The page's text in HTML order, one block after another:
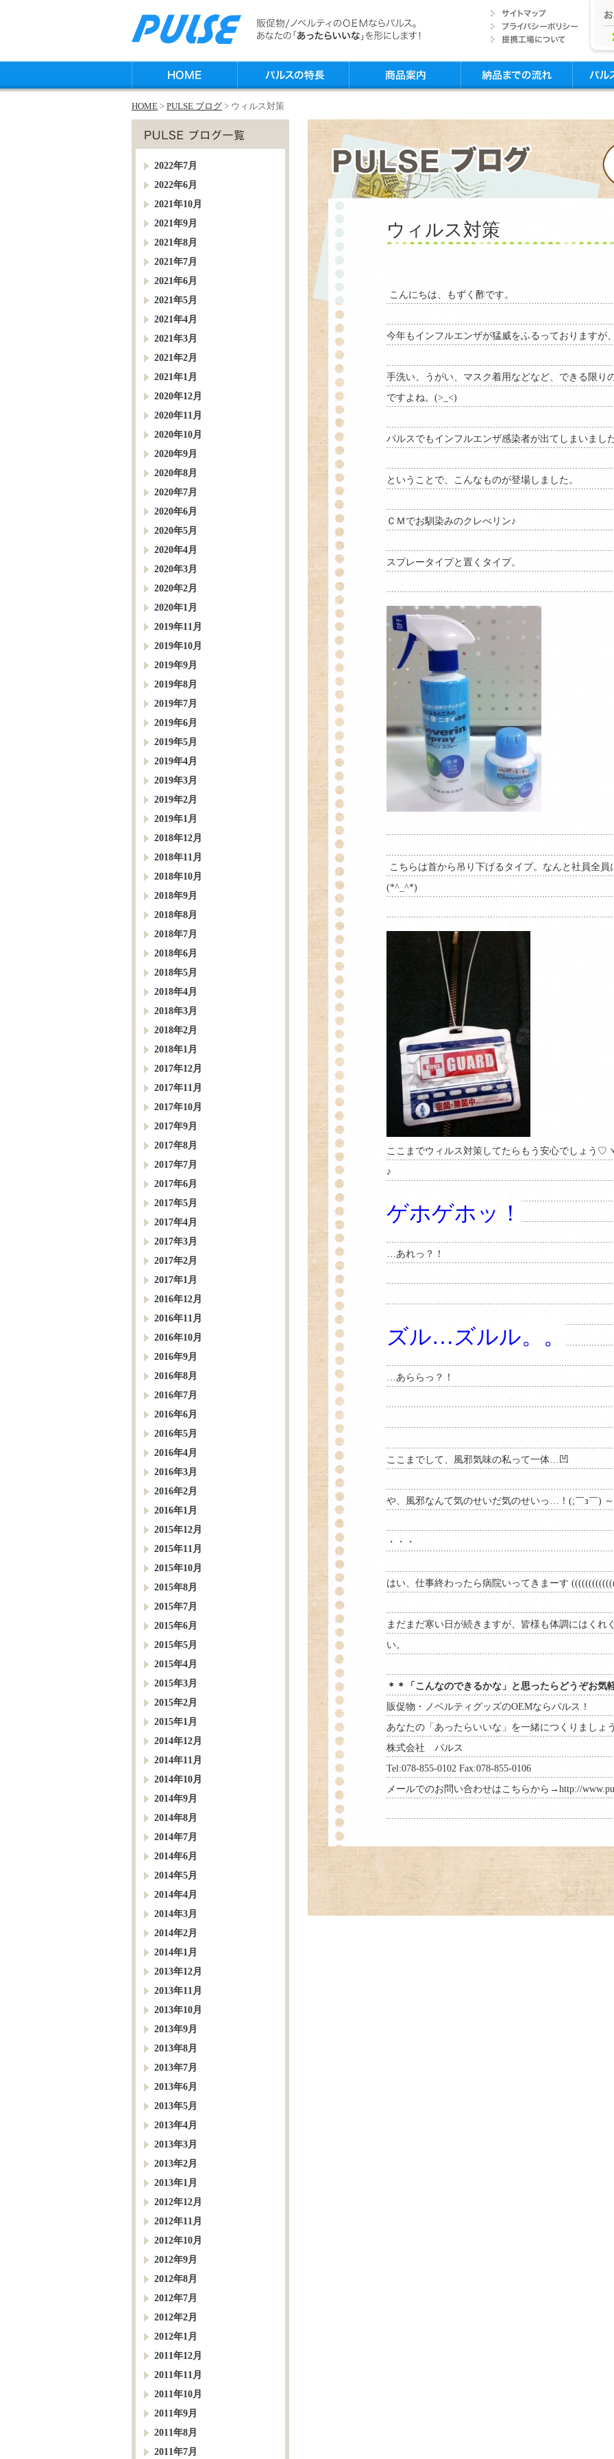
HOME > PULSE ブログ > ウィルス対策
2022年7月
2022年6月
2021年10月
2021年9月
2021年8月
2021年7月
2021年6月
2021年5月
2021年4月
2021年3月
2021年2月
2021年1月
2020年12月
2020年11月
2020年10月
2020年9月
2020年8月
2020年7月
2020年6月
2020年5月
2020年4月
2020年3月
2020年2月
2020年1月
2019年11月
2019年10月
2019年9月
2019年8月
2019年7月
2019年6月
2019年5月
2019年4月
2019年3月
2019年2月
2019年1月
2018年12月
2018年11月
2018年10月
2018年9月
2018年8月
2018年7月
2018年6月
2018年5月
2018年4月
2018年3月
2018年2月
2018年1月
2017年12月
2017年11月
2017年10月
2017年9月
2017年8月
2017年7月
2017年6月
2017年5月
2017年4月
2017年3月
2017年2月
2017年1月
2016年12月
2016年11月
2016年10月
2016年9月
2016年8月
2016年7月
2016年6月
2016年5月
2016年4月
2016年3月
2016年2月
2016年1月
2015年12月
2015年11月
2015年10月
2015年8月
2015年7月
2015年6月
2015年5月
2015年4月
2015年3月
2015年2月
2015年1月
2014年12月
2014年11月
2014年10月
2014年9月
2014年8月
2014年7月
2014年6月
2014年5月
2014年4月
2014年3月
2014年2月
2014年1月
2013年12月
2013年11月
2013年10月
2013年9月
2013年8月
2013年7月
2013年6月
2013年5月
2013年4月
2013年3月
2013年2月
2013年1月
2012年12月
2012年11月
2012年10月
2012年9月
2012年8月
2012年7月
2012年2月
2012年1月
2011年12月
2011年11月
2011年10月
2011年9月
2011年8月
2011年7月
ウィルス対策
こんにちは、もずく酢です。
今年もインフルエンザが猛威をふるっておりますが
手洗い、うがい、マスク着用などなど、できる限り
ですよね。(>_<)
パルスでもインフルエンザ感染者が出てしまいまし
ということで、こんなものが登場しました。
ＣＭでお馴染みのクレべリン♪
スプレータイプと置くタイプ。
こちらは首から吊り下げるタイプ。なんと社員全員
(*^_^*)
ここまでウィルス対策してたらもう安心でしょう♡
♪
ゲホゲホッ！
…あれっ？！
ズル…ズルル。。
…あららっ？！
ここまでして、風邪気味の私って一体…凹
や、風邪なんて気のせいだ気のせいっ…！(;￣з￣)
・・・
はい、仕事終わったら病院いってきまーす
まだまだ寒い日が続きますが、皆様も体調にはくれ
い。
＊＊「こんなのできるかな」と思ったらどうぞお気
販促物・ノベルティグッズのOEMならパルス！
あなたの「あったらいいな」を一緒につくりましょ
株式会社 パルス
Tel:078-855-0102 Fax:078-855-0106
メールでのお問い合わせはこちらから→ http://